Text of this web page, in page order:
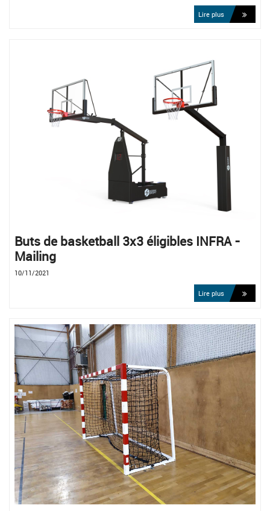
Lire plus
Buts de basketball 3x3 éligibles INFRA -
Mailing
10/11/2021
Lire plus